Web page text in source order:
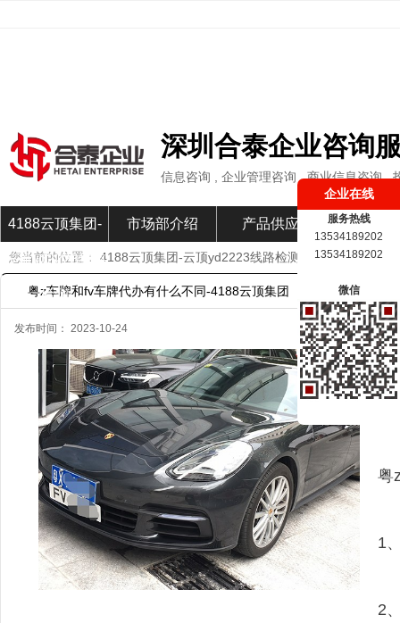
深圳合泰企业咨询
信息咨询 , 企业管理咨询 , 商业信息咨询 ,
4188云顶集团-
云顶yd2223线路
检测
市场部介绍 产品供应 市场部
您当前的位置： 4188云顶集团-云顶yd2223线路检测 市场部新闻»
粤z车牌和fv车牌代办有什么不同-4188云顶集团
发布时间： 2023-10-24
港
粤
1
2
企业在线
服务热线
13534189202
13534189202
微信